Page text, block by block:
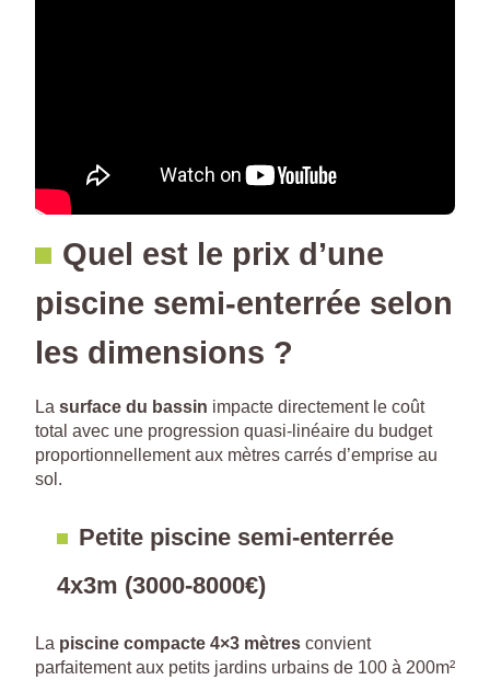
Quel est le prix d’une
piscine semi-enterrée selon
les dimensions ?
La surface du bassin impacte directement le coût
total avec une progression quasi-linéaire du budget
proportionnellement aux mètres carrés d’emprise au
sol.
Petite piscine semi-enterrée
4x3m (3000-8000€)
La piscine compacte 4×3 mètres convient
parfaitement aux petits jardins urbains de 100 à 200m²